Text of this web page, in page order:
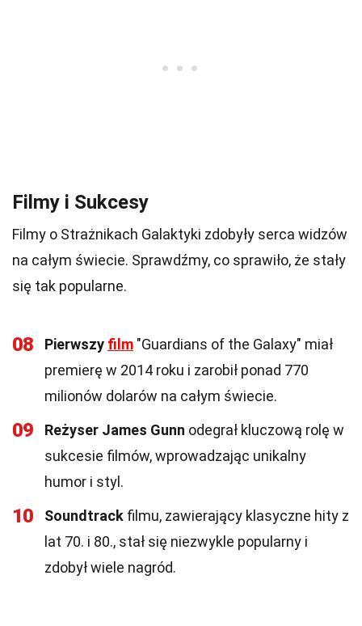
Filmy i Sukcesy
Filmy o Strażnikach Galaktyki zdobyły serca widzów
na całym świecie. Sprawdźmy, co sprawiło, że stały
się tak popularne.
08 Pierwszy film "Guardians of the Galaxy" miał
premierę w 2014 roku i zarobił ponad 770
milionów dolarów na całym świecie.
09 Reżyser James Gunn odegrał kluczową rolę w
sukcesie filmów, wprowadzając unikalny
humor i styl.
10 Soundtrack filmu, zawierający klasyczne hity z
lat 70. i 80., stał się niezwykle popularny i
zdobył wiele nagród.